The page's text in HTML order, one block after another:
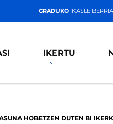
GRADUKO IKASLE BERRIA
IKERTU
HOBETZEN DUTEN BI